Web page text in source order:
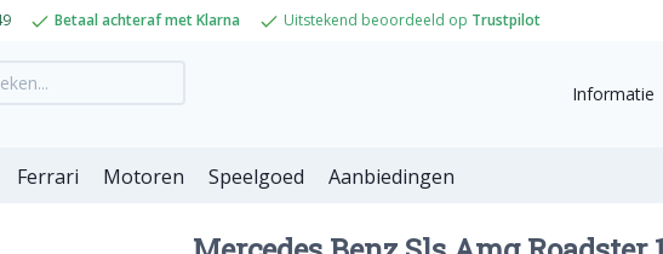
Betaal achteraf met Klarna Uitstekend beoordeeld op Trustpilot
Informatie
Ferrari Motoren Speelgoed Aanbiedingen